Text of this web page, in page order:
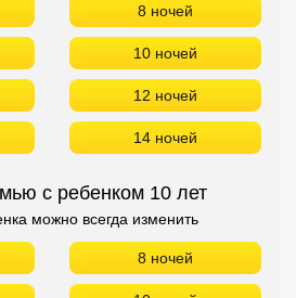
8 ночей
10 ночей
12 ночей
14 ночей
с ребенком 10 лет
можно всегда изменить
8 ночей